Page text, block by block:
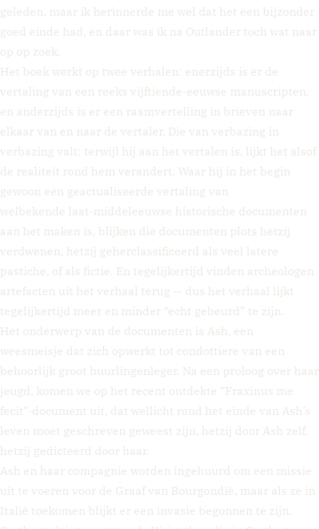
geleden, maar ik herinnerde me wel dat het een bijzonder
goed einde had, en daar was ik na Outlander toch wat naar
op op zoek.
Het boek werkt op twee verhalen: enerzijds is er de
vertaling van een reeks vijftiende-eeuwse manuscripten,
en anderzijds is er een raamvertelling in brieven naar
elkaar van en naar de vertaler. Die van verbazing in
verbazing valt: terwijl hij aan het vertalen is, lijkt het alsof
de realiteit rond hem verandert. Waar hij in het begin
gewoon een geactualiseerde vertaling van
welbekende laat-middeleeuwse historische documenten
aan het maken is, blijken die documenten plots hetzij
verdwenen, hetzij geherclassificeerd als veel latere
pastiche, of als fictie. En tegelijkertijd vinden archeologen
artefacten uit het verhaal terug — dus het verhaal lijkt
tegelijkertijd meer en minder “echt gebeurd” te zijn.
Het onderwerp van de documenten is Ash, een
weesmeisje dat zich opwerkt tot condottiere van een
behoorlijk groot huurlingenleger. Na een proloog over haar
jeugd, komen we op het recent ontdekte “Fraxinus me
fecit”-document uit, dat wellicht rond het einde van Ash’s
leven moet geschreven geweest zijn, hetzij door Ash zelf,
hetzij gedicteerd door haar.
Ash en haar compagnie worden ingehuurd om een missie
uit te voeren voor de Graaf van Bourgondië, maar als ze in
Italië toekomen blijkt er een invasie begonnen te zijn.